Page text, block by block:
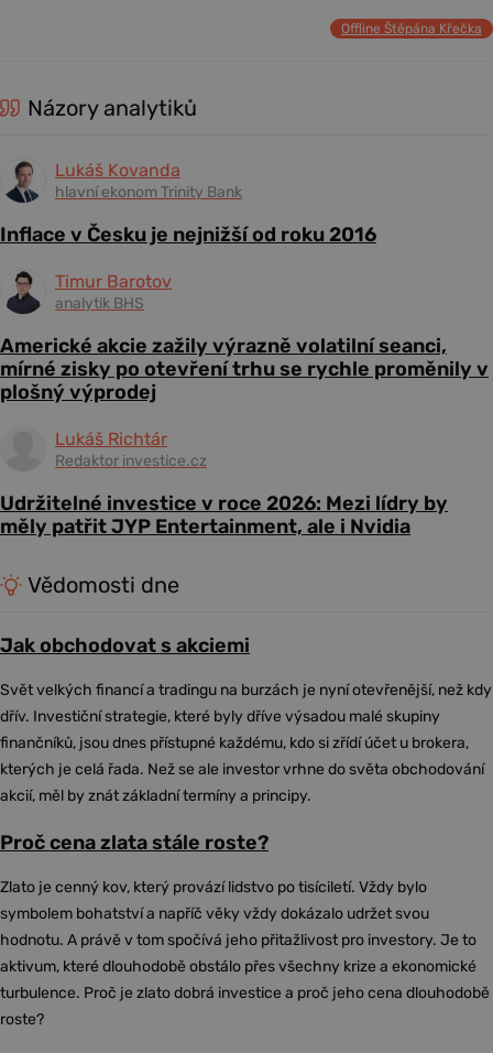
Offline Štěpána Křečka
Názory analytiků
Lukáš Kovanda
hlavní ekonom Trinity Bank
Inflace v Česku je nejnižší od roku 2016
Timur Barotov
analytik BHS
Americké akcie zažily výrazně volatilní seanci,
mírné zisky po otevření trhu se rychle proměnily v
plošný výprodej
Lukáš Richtár
Redaktor investice.cz
Udržitelné investice v roce 2026: Mezi lídry by
měly patřit JYP Entertainment, ale i Nvidia
Vědomosti dne
Jak obchodovat s akciemi
Svět velkých financí a tradingu na burzách je nyní otevřenější, než kdy
dřív. Investiční strategie, které byly dříve výsadou malé skupiny
finančníků, jsou dnes přístupné každému, kdo si zřídí účet u brokera,
kterých je celá řada. Než se ale investor vrhne do světa obchodování
akcií, měl by znát základní termíny a principy.
Proč cena zlata stále roste?
Zlato je cenný kov, který provází lidstvo po tisíciletí. Vždy bylo
symbolem bohatství a napříč věky vždy dokázalo udržet svou
hodnotu. A právě v tom spočívá jeho přitažlivost pro investory. Je to
aktivum, které dlouhodobě obstálo přes všechny krize a ekonomické
turbulence. Proč je zlato dobrá investice a proč jeho cena dlouhodobě
roste?